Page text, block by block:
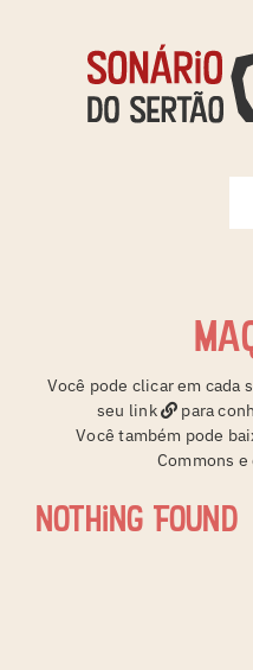
Você pode clicar em cada
seu link
para
Você também pode
Commons
Nothing Found